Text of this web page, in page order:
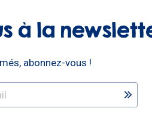
à la
abonnez-vous !